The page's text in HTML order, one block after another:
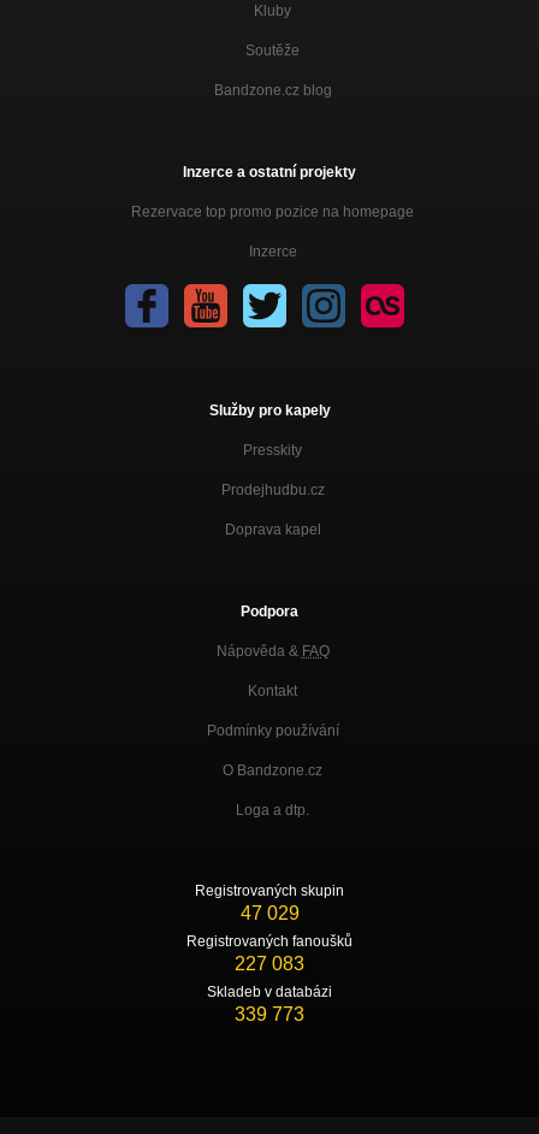
Kluby
Soutěže
Bandzone.cz blog
Inzerce a ostatní projekty
Rezervace top promo pozice na homepage
Inzerce
Služby pro kapely
Presskity
Prodejhudbu.cz
Doprava kapel
Podpora
Nápověda & FAQ
Kontakt
Podmínky používání
O Bandzone.cz
Loga a dtp.
Registrovaných skupin
47 029
Registrovaných fanoušků
227 083
Skladeb v databázi
339 773